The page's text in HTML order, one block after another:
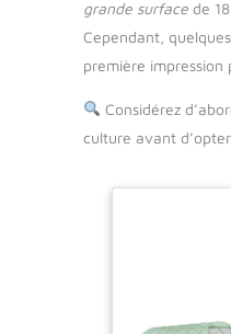
grande surface de
Cependant,
première impression
Considérez
culture avant